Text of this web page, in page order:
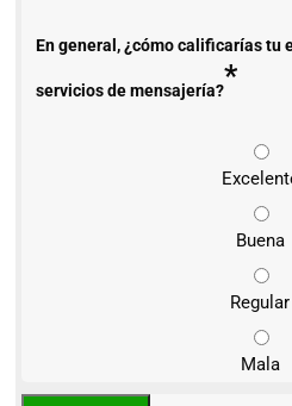
En general, ¿cómo calificarías tu
servicios de mensajería?*
Buena
Regular
Mala